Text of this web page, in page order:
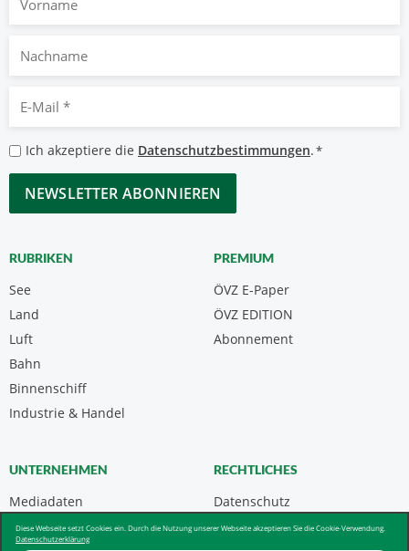
Diese Webseite setzt Cookies ein. Durch die Nutzung unserer Webseite akzeptieren Sie die Cookie-Verwendung.
Datenschutzerklärung
Nachname
Mail
*
Datenschutzbestimmungen
*
Ich akzeptiere die Datenschutzbestimmungen.*
CAPTCHA
RUBRIKEN
See
Land
Luft
Bahn
Binnenschiff
Industrie & Handel
PREMIUM
ÖVZ E-Paper
Abonnement
ÖVZ EDITION
UNTERNEHMEN
Mediadaten
Kontakt
RECHTLICHES
Datenschutz
Impressum